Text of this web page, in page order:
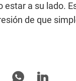
a su lado.
de que